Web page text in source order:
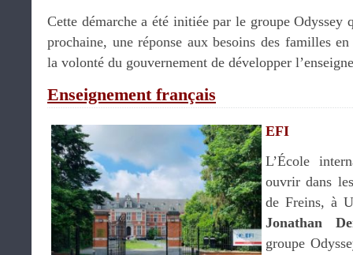
Cette démarche a été initiée par le groupe Odyssey
prochaine, une réponse aux besoins des familles
la volonté du gouvernement de développer
Enseignement français
EFI
L’École
ouvrir dans
de Freins, à
Jonathan
groupe